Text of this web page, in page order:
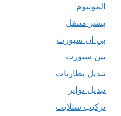
المونيوم
بنشر متنقل
بي ان سبورت
بين سبورت
تبديل بطاريات
تبديل تواير
تركيب ستلايت